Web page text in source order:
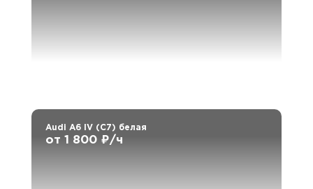
Audi A6 IV (C7) белая
от 1 800 ₽/ч